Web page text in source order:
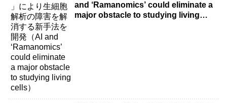
and ‘Ramanomics’ could eliminate a
major obstacle to studying living